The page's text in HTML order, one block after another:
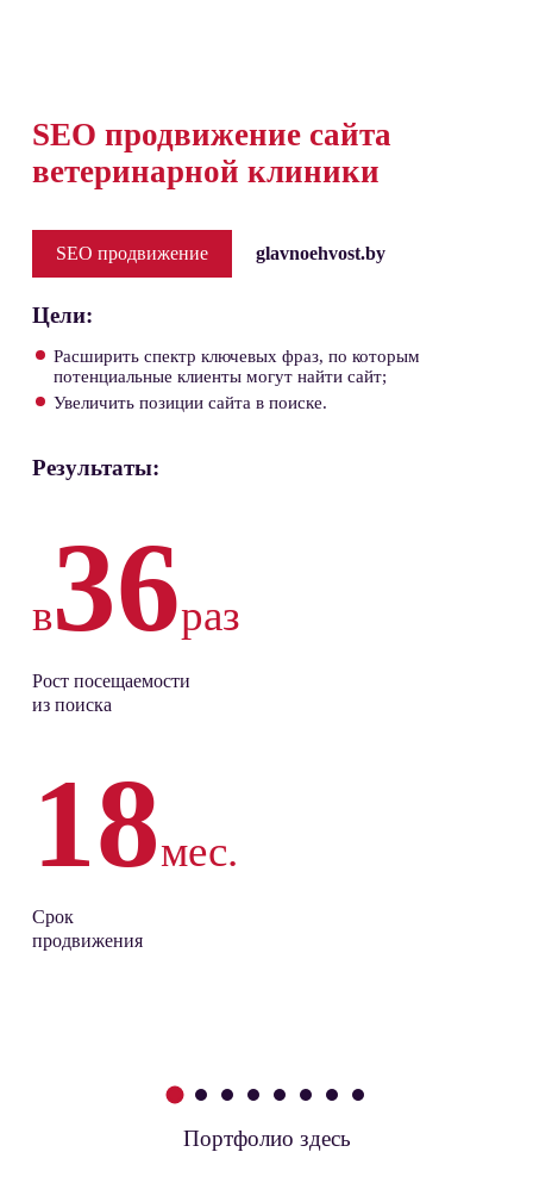
SEO продвижение сайта
ветеринарной клиники
SEO продвижение glavnoehvost.by
Цели:
Расширить спектр ключевых фраз, по которым
потенциальные клиенты могут найти сайт;
Увеличить позиции сайта в поиске.
Результаты:
в36раз
Рост посещаемости
из поиска
18мес.
Срок
продвижения
1 2 3 4 5 6 7 8
Портфолио здесь